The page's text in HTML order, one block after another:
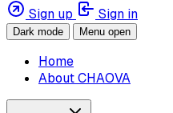
Sign up
Sign in
Dark mode Menu open
Home
About CHAOVA